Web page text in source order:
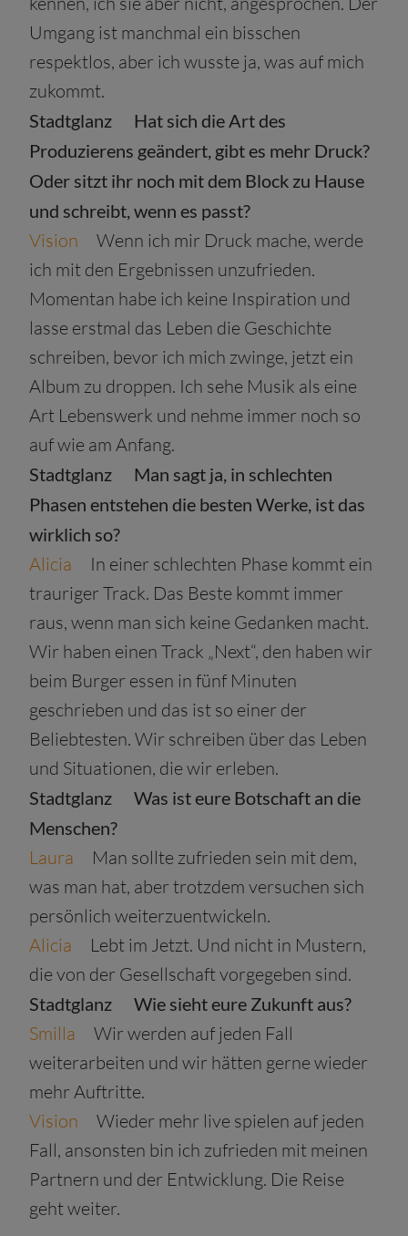
Umgang ist manchmal ein bisschen
respektlos, aber ich wusste ja, was auf mich
zukommt.
Stadtglanz
Hat sich die Art des
Produzierens geändert, gibt es mehr Druck?
Oder sitzt ihr noch mit dem Block zu Hause
und schreibt, wenn es passt?
Vision Wenn ich mir Druck mache, werde
ich mit den Ergebnissen unzufrieden.
Momentan habe ich keine Inspiration und
lasse erstmal das Leben die Geschichte
schreiben, bevor ich mich zwinge, jetzt ein
Album zu droppen. Ich sehe Musik als eine
Art Lebenswerk und nehme immer noch so
auf wie am Anfang.
Stadtglanz Man sagt ja, in schlechten
Phasen entstehen die besten Werke, ist das
wirklich so?
Alicia In einer schlechten Phase kommt ein
trauriger Track. Das Beste kommt immer
raus, wenn man sich keine Gedanken macht.
Wir haben einen Track „Next“, den haben wir
beim Burger essen in fünf Minuten
geschrieben und das ist so einer der
Beliebtesten. Wir schreiben über das Leben
und Situationen, die wir erleben.
Stadtglanz Was ist eure Botschaft an die
Menschen?
Laura Man sollte zufrieden sein mit dem,
was man hat, aber trotzdem versuchen sich
persönlich weiterzuentwickeln.
Alicia Lebt im Jetzt. Und nicht in Mustern,
die von der Gesellschaft vorgegeben sind.
Stadtglanz Wie sieht eure Zukunft aus?
Smilla Wir werden auf jeden Fall
weiterarbeiten und wir hätten gerne wieder
mehr Auftritte.
Vision Wieder mehr live spielen auf jeden
Fall, ansonsten bin ich zufrieden mit meinen
Partnern und der Entwicklung. Die Reise
geht weiter.